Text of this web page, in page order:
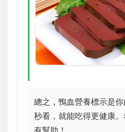
總之，鴨血營養標示是
秒看，就能吃得更健康